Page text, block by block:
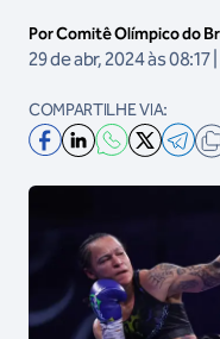
Por Comitê Olímpico do
29 de abr, 2024 às 08:17
COMPARTILHE VIA: